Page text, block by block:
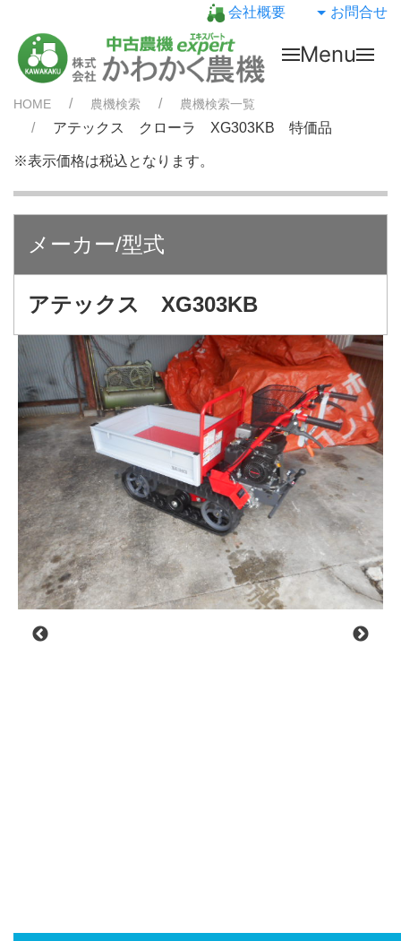
会社概要 お問合せ
Menu
HOME 農機検索 農機検索一覧
アテックス クローラ XG303KB 特価品
※表示価格は税込となります。
メーカー/型式
アテックス XG303KB